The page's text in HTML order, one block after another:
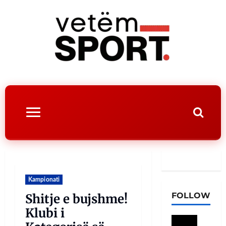
Kampionati
Shitje e bujshme!
Klubi i
FOLLOW